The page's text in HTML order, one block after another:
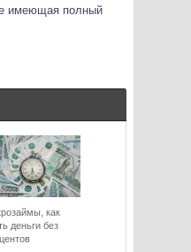
имеющая полный
как
деньги без